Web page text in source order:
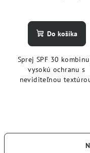
Do košíka
Sprej SPF 30
vysokú ochranu s
neviditeľnou